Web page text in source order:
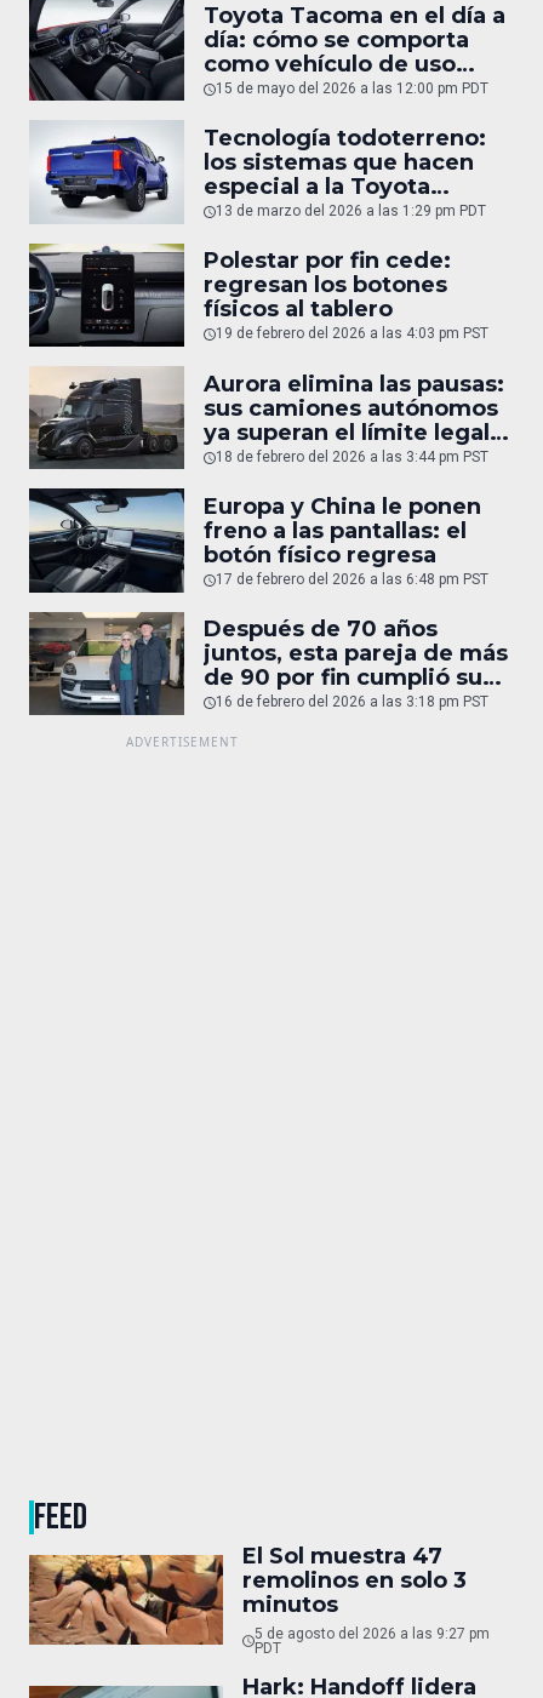
Toyota Tacoma en el día a
día: cómo se comporta
como vehículo de uso
diario
15 de mayo del 2026 a las 12:00 pm PDT
Tecnología todoterreno:
los sistemas que hacen
especial a la Toyota
Tacoma
13 de marzo del 2026 a las 1:29 pm PDT
Polestar por fin cede:
regresan los botones
físicos al tablero
19 de febrero del 2026 a las 4:03 pm PST
Aurora elimina las pausas:
sus camiones autónomos
ya superan el límite legal
humano
18 de febrero del 2026 a las 3:44 pm PST
Europa y China le ponen
freno a las pantallas: el
botón físico regresa
17 de febrero del 2026 a las 6:48 pm PST
Después de 70 años
juntos, esta pareja de más
de 90 por fin cumplió su
sueño: un Porsche
16 de febrero del 2026 a las 3:18 pm PST
FEED
El Sol muestra 47
remolinos en solo 3
minutos
5 de agosto del 2026 a las 9:27 pm
PDT
Hark: Handoff lidera